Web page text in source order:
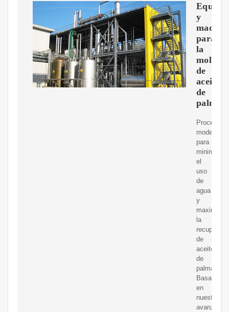
y
para
la
de
aceite
de
palma
moderno
para
minimizar
el
uso
de
agua
y
maximizar
la
de
aceite
de
palma
Basado
en
nuestro
avanzado,